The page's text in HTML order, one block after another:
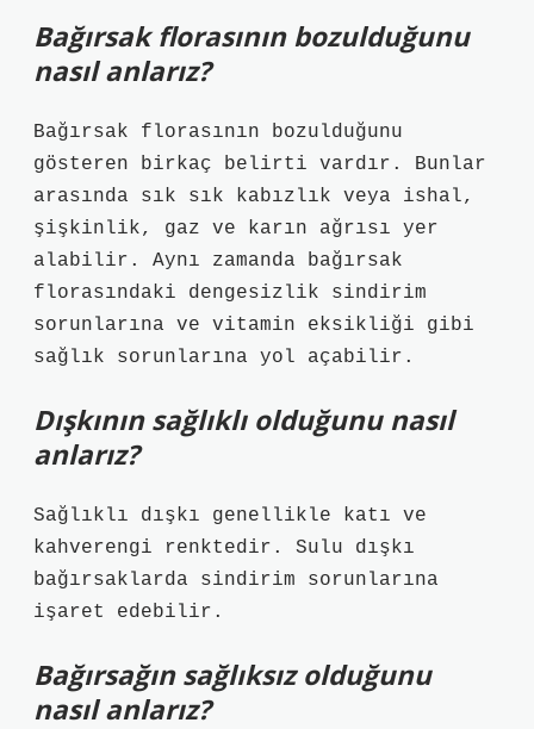
Bağırsak florasının bozulduğunu
nasıl anlarız?
Bağırsak florasının bozulduğunu
gösteren birkaç belirti vardır. Bunlar
arasında sık sık kabızlık veya ishal,
şişkinlik, gaz ve karın ağrısı yer
alabilir. Aynı zamanda bağırsak
florasındaki dengesizlik sindirim
sorunlarına ve vitamin eksikliği gibi
sağlık sorunlarına yol açabilir.
Dışkının sağlıklı olduğunu nasıl
anlarız?
Sağlıklı dışkı genellikle katı ve
kahverengi renktedir. Sulu dışkı
bağırsaklarda sindirim sorunlarına
işaret edebilir.
Bağırsağın sağlıksız olduğunu
nasıl anlarız?